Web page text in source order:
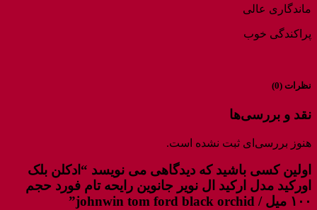
ماندگاری عالی
پراکندگی خوب
نظرات (0)
نقد و بررسی‌ها
هنوز بررسی‌ای ثبت نشده است.
اولین کسی باشید که دیدگاهی می نویسد “ادکلن بلک
اورکید مدل ارکید ال نویر جانوین رایحه تام فورد حجم
۱۰۰ میل / johnwin tom ford black orchid”